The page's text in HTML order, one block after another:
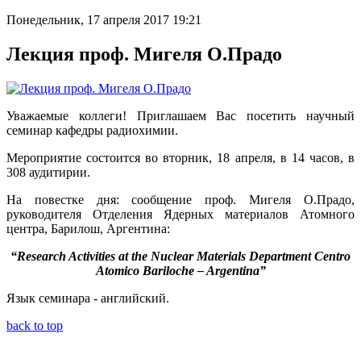
Понедельник, 17 апреля 2017 19:21
Лекция проф. Мигеля О.Прадо
Уважаемые коллеги! Приглашаем Вас посетить научный
семинар кафедры радиохимии.
Мероприятие состоится во вторник, 18 апреля, в 14 часов, в
308 аудитирии.
На повестке дня: сообщение проф. Мигеля О.Прадо,
руководителя Отделения Ядерных материалов Атомного
центра, Барилош, Аргентина:
“Research Activities atthe Nuclear Materials Department Centro
Atomico Bariloche – Argentina”
Язык семинара - английский.
back to top